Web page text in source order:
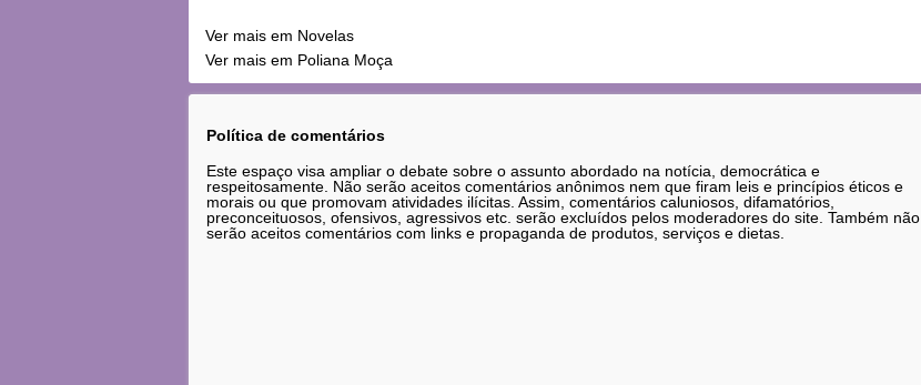
Ver mais em Novelas
Ver mais em Poliana Moça
Política de comentários
Este espaço visa ampliar o debate sobre o assunto abordado na notícia, democrática e
respeitosamente. Não serão aceitos comentários anônimos nem que firam leis e princípios éticos e
morais ou que promovam atividades ilícitas. Assim, comentários caluniosos, difamatórios,
preconceituosos, ofensivos, agressivos etc. serão excluídos pelos moderadores do site. Também não
serão aceitos comentários com links e propaganda de produtos, serviços e dietas.